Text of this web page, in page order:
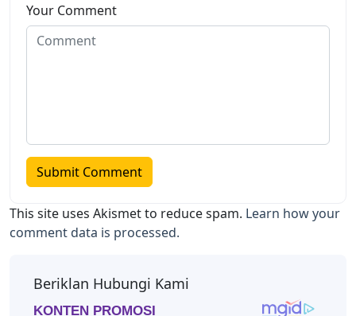
Your Comment
This site uses Akismet to reduce spam. Learn how your
comment data is processed.
Beriklan Hubungi Kami